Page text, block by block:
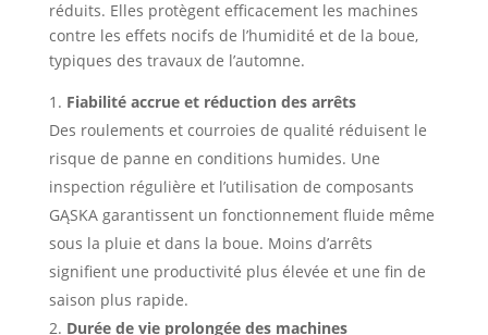
réduits. Elles protègent efficacement les machines
contre les effets nocifs de l’humidité et de la boue,
typiques des travaux de l’automne.
Fiabilité accrue et réduction des arrêts
Des roulements et courroies de qualité réduisent le
risque de panne en conditions humides. Une
inspection régulière et l’utilisation de composants
GĄSKA garantissent un fonctionnement fluide même
sous la pluie et dans la boue. Moins d’arrêts
signifient une productivité plus élevée et une fin de
saison plus rapide.
Durée de vie prolongée des machines